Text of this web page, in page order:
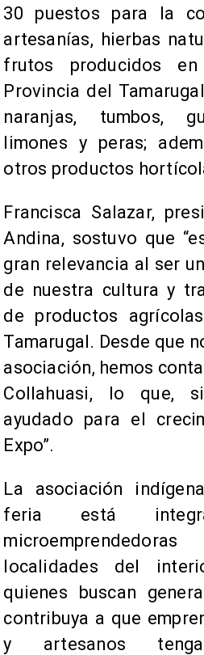
30 puestos para la
artesanías, hierbas
frutos producidos
Provincia del
naranjas, tumbos,
limones y peras;
otros productos
Francisca Salazar,
Andina, sostuvo que
gran relevancia al ser
de nuestra cultura y
de productos
Tamarugal. Desde que
asociación, hemos
Collahuasi, lo que,
ayudado para el
Expo”.
La asociación
feria está
localidades del
quienes buscan
contribuya a que
y artesanos